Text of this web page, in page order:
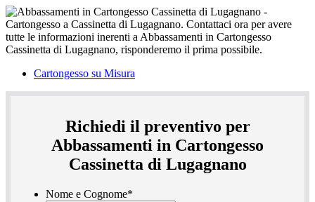
Cartongesso su Misura
Richiedi il preventivo per
Abbassamenti in Cartongesso
Cassinetta di Lugagnano
Nome e Cognome*